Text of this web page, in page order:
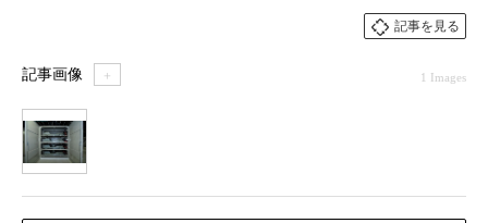
記事を見る
記事画像 ＋ 1 Images